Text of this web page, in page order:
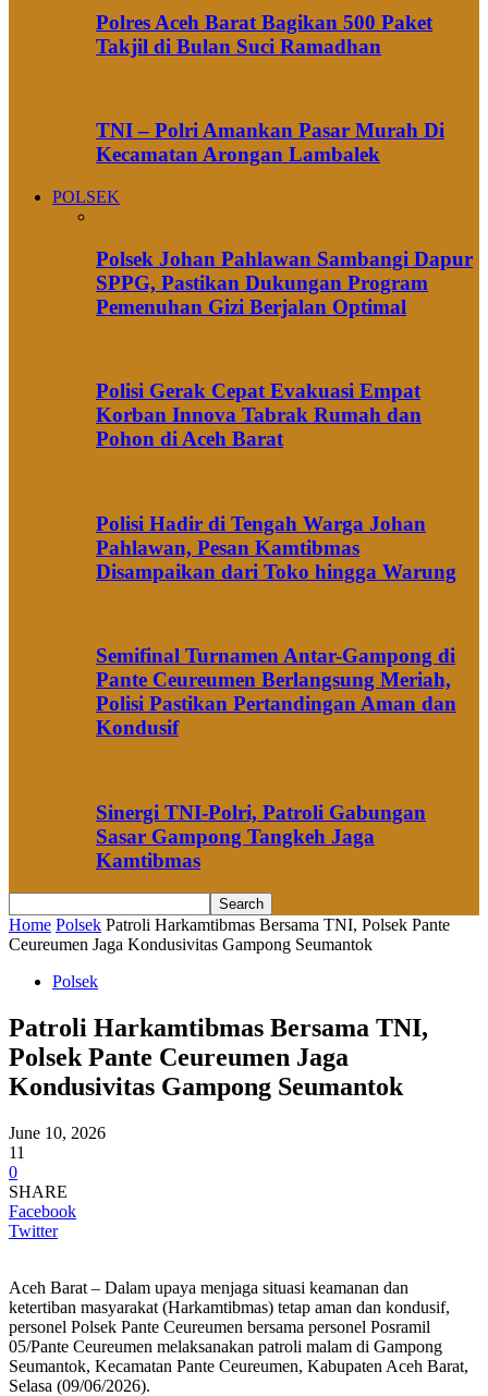
Polres Aceh Barat Bagikan 500 Paket
Takjil di Bulan Suci Ramadhan
TNI – Polri Amankan Pasar Murah Di
Kecamatan Arongan Lambalek
POLSEK
Polsek Johan Pahlawan Sambangi Dapur
SPPG, Pastikan Dukungan Program
Pemenuhan Gizi Berjalan Optimal
Polisi Gerak Cepat Evakuasi Empat
Korban Innova Tabrak Rumah dan
Pohon di Aceh Barat
Polisi Hadir di Tengah Warga Johan
Pahlawan, Pesan Kamtibmas
Disampaikan dari Toko hingga Warung
Semifinal Turnamen Antar-Gampong di
Pante Ceureumen Berlangsung Meriah,
Polisi Pastikan Pertandingan Aman dan
Kondusif
Sinergi TNI-Polri, Patroli Gabungan
Sasar Gampong Tangkeh Jaga
Kamtibmas
Home Polsek Patroli Harkamtibmas Bersama TNI, Polsek Pante
Ceureumen Jaga Kondusivitas Gampong Seumantok
Polsek
Patroli Harkamtibmas Bersama TNI,
Polsek Pante Ceureumen Jaga
Kondusivitas Gampong Seumantok
June 10, 2026
11
0
SHARE
Facebook
Twitter
Aceh Barat – Dalam upaya menjaga situasi keamanan dan
ketertiban masyarakat (Harkamtibmas) tetap aman dan kondusif,
personel Polsek Pante Ceureumen bersama personel Posramil
05/Pante Ceureumen melaksanakan patroli malam di Gampong
Seumantok, Kecamatan Pante Ceureumen, Kabupaten Aceh Barat,
Selasa (09/06/2026).